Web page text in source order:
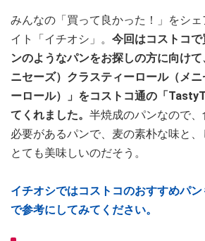
みんなの「買って良かった！」をシ
イト「イチオシ」。 今回はコストコ
ンのようなパンをお探しの方に向け
ニセーズ）クラスティーロール（メ
ーロール）」をコストコ通の「
てくれました。 半焼成のパンなので
必要があるパンで、麦の素朴な味と
とても美味しいのだそう。
イチオシではコストコのおすすめパ
で参考にしてみてください。